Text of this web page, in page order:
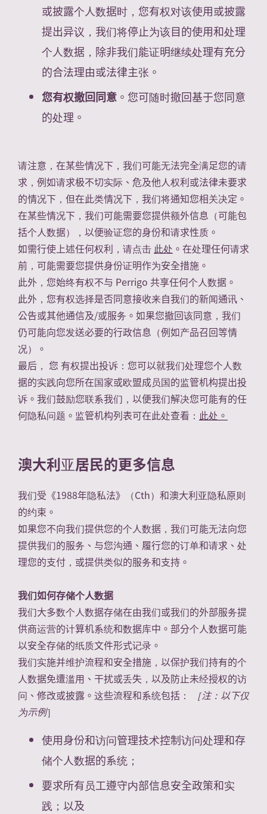
或披露个人数据时，您有权对该使用或披露
提出异议，我们将停止为该目的使用和处理
个人数据，除非我们能证明继续处理有充分
的合法理由或法律主张。
您有权撤回同意 。您可随时撤回基于您同意
的处理。
请注意，在某些情况下，我们可能无法完全满足您的请
求，例如请求极不切实际、危及他人权利或法律未要求
的情况下，但在此类情况下，我们将通知您相关决定。
在某些情况下，我们可能需要您提供额外信息（可能包
括个人数据），以便验证您的身份和请求性质。
如需行使上述任何权利，请点击 此处 。在处理任何请求
前，可能需要您提供身份证明作为安全措施。
此外，您始终有权不与 Perrigo 共享任何个人数据。
此外，您有权选择是否同意接收来自我们的新闻通讯、
公告或其他通信及/或服务。如果您撤回该同意，我们
仍可能向您发送必要的行政信息（例如产品召回等情
况）。
最后， 您 有权提出投诉：您可以就我们处理您个人数
据的实践向您所在国家或欧盟成员国的监管机构提出投
诉。我们鼓励您联系我们，以便我们解决您可能有的任
何隐私问题。监管机构列表可在此处查看： 此处。
澳大利亚居民的更多信息
我们受《1988年隐私法》（Cth）和澳大利亚隐私原则
的约束。
如果您不向我们提供您的个人数据，我们可能无法向您
提供我们的服务、与您沟通、履行您的订单和请求、处
理您的支付，或提供类似的服务和支持。
我们如何存储个人数据
我们大多数个人数据存储在由我们或我们的外部服务提
供商运营的计算机系统和数据库中。部分个人数据可能
以安全存储的纸质文件形式记录。
我们实施并维护流程和安全措施，以保护我们持有的个
人数据免遭滥用、干扰或丢失，以及防止未经授权的访
问、修改或披露。这些流程和系统包括：
［注：以下仅
为示例］
使用身份和访问管理技术控制访问处理和存
储个人数据的系统；
要求所有员工遵守内部信息安全政策和实
践；以及